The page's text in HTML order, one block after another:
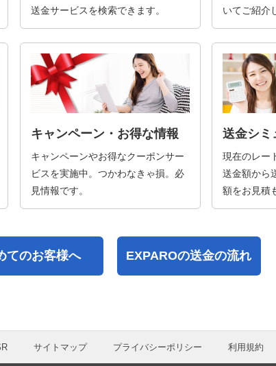
送金サービスを検索できます。
いてご紹介
キャンペーン・お得な情報
キャンペーンやお得なクーポンサー
ビスを実施中。つかわなきゃ損。必
見情報です。
送金シミ
現在のレー
送金額から
額をお見積
てのお客様へ EXPAROの送金の流れ
サイトマップ プライバシーポリシー 利用規約